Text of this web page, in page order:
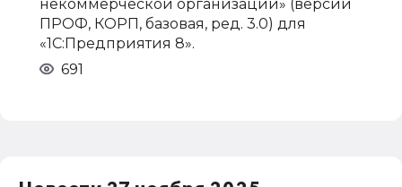
некоммерческой организации» (версии
ПРОФ, КОРП, базовая, ред. 3.0) для
«1С:Предприятия 8».
691